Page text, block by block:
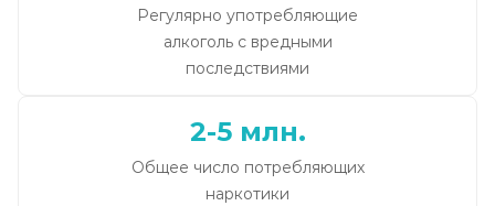
Регулярно употребляющие
алкоголь с вредными
последствиями
2-5 млн.
Общее число потребляющих
наркотики